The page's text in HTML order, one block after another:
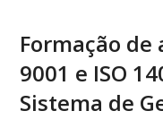
Formação
9001 e ISO
Sistema de